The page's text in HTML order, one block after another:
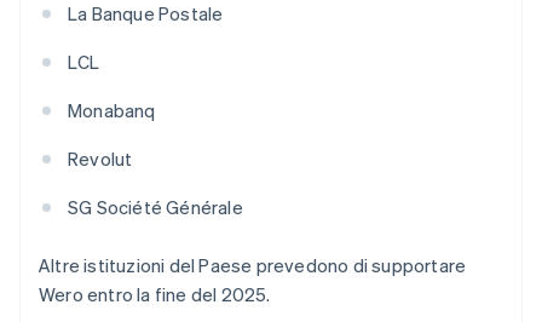
La Banque Postale
LCL
Monabanq
Revolut
SG Société Générale
Altre istituzioni del Paese prevedono di supportare
Wero entro la fine del 2025.